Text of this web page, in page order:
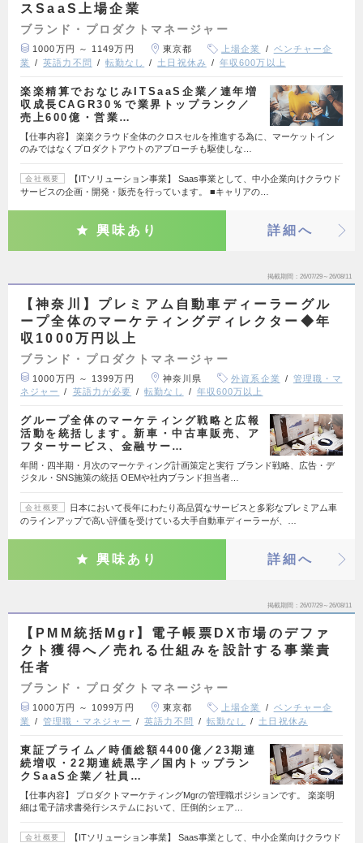
スSaaS上場企業
ブランド・プロダクトマネージャー
1000万円 ～ 1149万円 東京都 上場企業
ベンチャー企
業
英語力不問 転勤なし 土日祝休み 年収600万以上
楽楽精算でおなじみITSaaS企業／連年増
収成長CAGR30％で業界トップランク／
売上600億・営業…
【仕事内容】 楽楽クラウド全体のクロスセルを推進する為に、マーケットイン
のみではなくプロダクトアウトのアプローチも駆使しな…
会社概要
【ITソリューション事業】 Saas事業として、中小企業向けクラウド
サービスの企画・開発・販売を行っています。 ■キャリアの…
興味あり 詳細へ
掲載期間 26/07/29～26/08/11
【神奈川】プレミアム自動車ディーラーグル
ープ全体のマーケティングディレクター◆年
収1000万円以上
ブランド・プロダクトマネージャー
1000万円 ～ 1399万円 神奈川県 外資系企業
管理職・マ
ネジャー
英語力が必要 転勤なし 年収600万以上
グループ全体のマーケティング戦略と広報
活動を統括します。新車・中古車販売、ア
フターサービス、金融サー…
年間・四半期・月次のマーケティング計画策定と実行 ブランド戦略、広告・デ
ジタル・SNS施策の統括 OEMや社内ブランド担当者…
会社概要
日本において長年にわたり高品質なサービスと多彩なプレミアム車
のラインアップで高い評価を受けている大手自動車ディーラーが、…
興味あり 詳細へ
掲載期間 26/07/29～26/08/11
【PMM統括Mgr】電子帳票DX市場のデファ
クト獲得へ／売れる仕組みを設計する事業責
任者
ブランド・プロダクトマネージャー
1000万円 ～ 1099万円 東京都 上場企業
ベンチャー企
業
管理職・マネジャー 英語力不問 転勤なし 土日祝休み
東証プライム／時価総額4400億／23期連
続増収・22期連続黒字／国内トップラン
クSaaS企業／社員…
【仕事内容】 プロダクトマーケティングMgrの管理職ポジションです。 楽楽明
細は電子請求書発行システムにおいて、圧倒的シェア…
会社概要 【ITソリューション事業】 Saas事業として、中小企業向けクラウド